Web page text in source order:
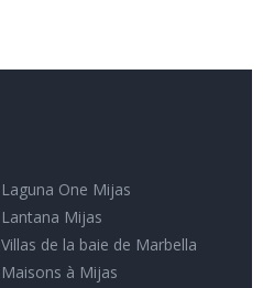
Laguna One Mijas
Lantana Mijas
Villas de la baie de Marbella
Maisons à Mijas